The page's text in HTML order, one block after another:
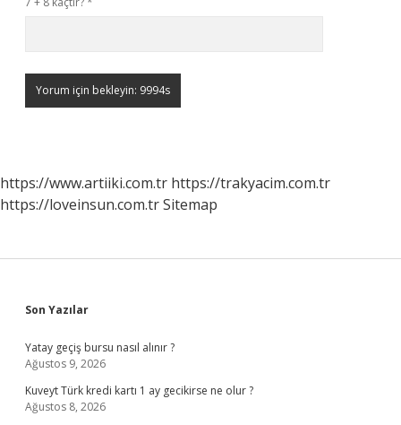
https://www.artiiki.com.tr https://trakyacim.com.tr
https://loveinsun.com.trSitemap
Sidebar
Son Yazılar
Yatay geçiş bursu nasıl alınır ?
Ağustos 9, 2026
Kuveyt Türk kredi kartı 1 ay gecikirse ne olur ?
Ağustos 8, 2026